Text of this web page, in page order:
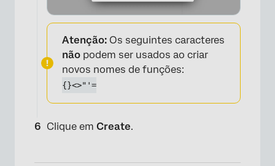
Atenção: Os seguintes caracteres
não podem ser usados ao criar
novos nomes de funções:
{}<>"'=
Clique em Create.